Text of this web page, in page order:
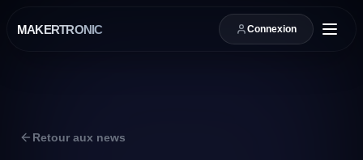
MAKERTRONIC Connexion
Retour aux news